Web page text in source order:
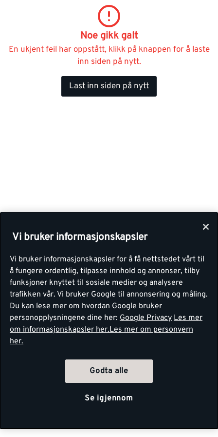
Noe gikk galt
En ukjent feil har oppstått, klikk på knappen for å laste
inn siden på nytt.
Last inn siden på nytt
Vi bruker informasjonskapsler
Vi bruker informasjonskapsler for å få nettstedet vårt til
å fungere ordentlig, tilpasse innhold og annonser, tilby
funksjoner knyttet til sosiale medier og analysere
trafikken vår. Vi bruker Google til annonsering og måling.
Du kan lese mer om hvordan Google bruker
personopplysningene dine her: Google Privacy Les mer
om informasjonskapsler her.Les mer om personvern
her.
Godta alle
Se igjennom